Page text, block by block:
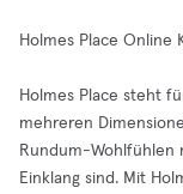
Holmes Place Online
Holmes Place steht
mehreren
Rundum-Wohlfühlen
Einklang sind. Mit